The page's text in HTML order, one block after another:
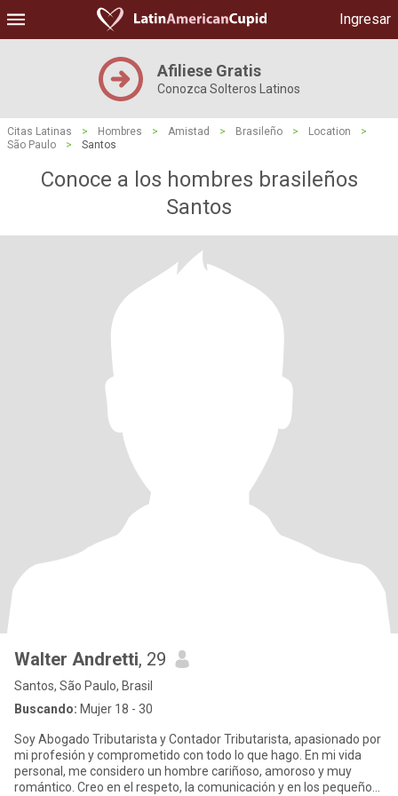
Ingresar
Afiliese Gratis
Conozca Solteros Latinos
Citas Latinas > Hombres > Amistad > Brasileño > Location
>
São Paulo
> Santos
Conoce a los hombres brasileños
Santos
Walter Andretti, 29
Santos, São Paulo, Brasil
Buscando: Mujer 18 - 30
Soy Abogado Tributarista y Contador Tributarista, apasionado por
mi profesión y comprometido con todo lo que hago. En mi vida
personal, me considero un hombre cariñoso, amoroso y muy
romántico. Creo en el respeto, la comunicación y en los pequeños